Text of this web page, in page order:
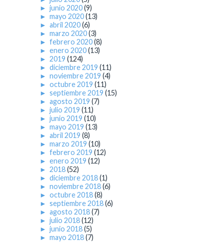
► junio 2020(9)
► mayo 2020(13)
► abril 2020(6)
► marzo 2020(3)
► febrero 2020(8)
► enero 2020(13)
► 2019 (124)
► diciembre 2019 (11)
► noviembre 2019 (4)
► octubre 2019 (11)
► septiembre 2019 (15)
► agosto 2019 (7)
► julio 2019 (11)
► junio 2019 (10)
► mayo 2019 (13)
► abril 2019 (8)
► marzo 2019 (10)
► febrero 2019 (12)
► enero 2019 (12)
► 2018(52)
► diciembre 2018(1)
► noviembre 2018(6)
► octubre 2018(8)
► septiembre 2018(6)
► agosto 2018(7)
► julio 2018(12)
► junio 2018(5)
► mayo 2018(7)